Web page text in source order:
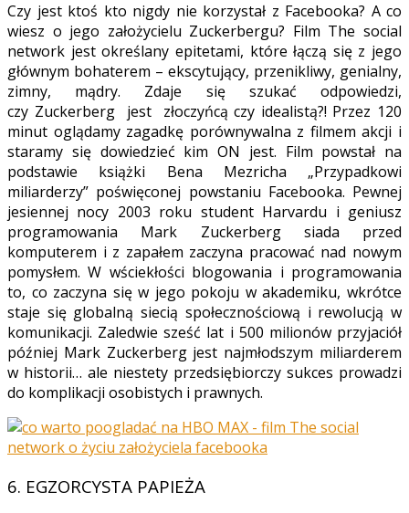
Czy jest ktoś kto nigdy nie korzystał z Facebooka? A co
wiesz o jego założycielu Zuckerbergu? Film The social
network jest określany epitetami, które łączą się z jego
głównym bohaterem – ekscytujący, przenikliwy, genialny,
zimny, mądry. Zdaje się szukać odpowiedzi,
czy Zuckerberg jest złoczyńcą czy idealistą?! Przez 120
minut oglądamy zagadkę porównywalna z filmem akcji i
staramy się dowiedzieć kim ON jest. Film powstał na
podstawie książki Bena Mezricha „Przypadkowi
miliarderzy” poświęconej powstaniu Facebooka. Pewnej
jesiennej nocy 2003 roku student Harvardu i geniusz
programowania Mark Zuckerberg siada przed
komputerem i z zapałem zaczyna pracować nad nowym
pomysłem. W wściekłości blogowania i programowania
to, co zaczyna się w jego pokoju w akademiku, wkrótce
staje się globalną siecią społecznościową i rewolucją w
komunikacji. Zaledwie sześć lat i 500 milionów przyjaciół
później Mark Zuckerberg jest najmłodszym miliarderem
w historii… ale niestety przedsiębiorczy sukces prowadzi
do komplikacji osobistych i prawnych.
6. EGZORCYSTA PAPIEŻA